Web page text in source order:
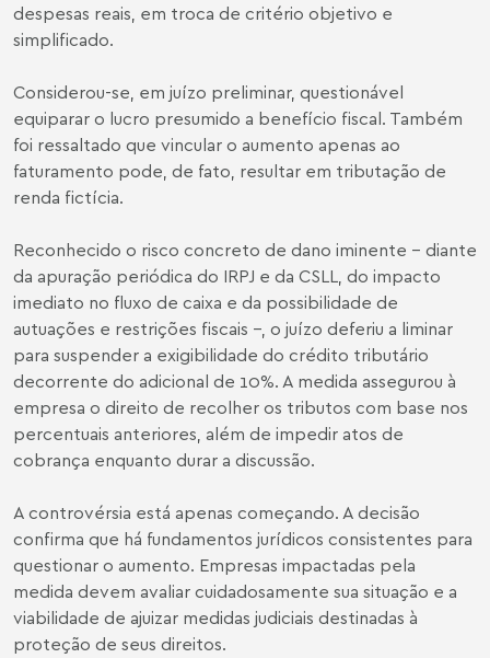
despesas reais, em troca de critério objetivo e
simplificado.
Considerou-se, em juízo preliminar, questionável
equiparar o lucro presumido a benefício fiscal. Também
foi ressaltado que vincular o aumento apenas ao
faturamento pode, de fato, resultar em tributação de
renda fictícia.
Reconhecido o risco concreto de dano iminente – diante
da apuração periódica do IRPJ e da CSLL, do impacto
imediato no fluxo de caixa e da possibilidade de
autuações e restrições fiscais –, o juízo deferiu a liminar
para suspender a exigibilidade do crédito tributário
decorrente do adicional de 10%. A medida assegurou à
empresa o direito de recolher os tributos com base nos
percentuais anteriores, além de impedir atos de
cobrança enquanto durar a discussão.
A controvérsia está apenas começando. A decisão
confirma que há fundamentos jurídicos consistentes para
questionar o aumento. Empresas impactadas pela
medida devem avaliar cuidadosamente sua situação e a
viabilidade de ajuizar medidas judiciais destinadas à
proteção de seus direitos.